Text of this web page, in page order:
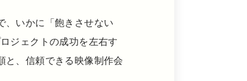
、いかに「飽きさせない
ジェクトの成功を左右す
と、信頼できる映像制作会